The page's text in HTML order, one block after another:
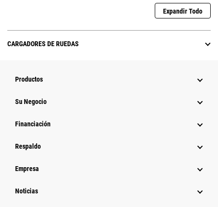
Expandir Todo
CARGADORES DE RUEDAS
Productos
Su Negocio
Financiación
Respaldo
Empresa
Noticias